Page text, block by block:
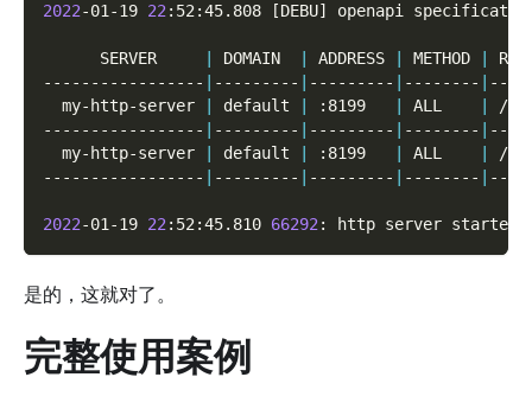
2022-01-19 22:52:45.808 [DEBU] openapi
      SERVER
DOMAIN ADDRESS METHOD
-----------------
--------- --------- --------
  my-http-server
default :8199 ALL
-----------------
--------- --------- --------
  my-http-server
default :8199 ALL
/
-----------------
--------- --------- --------
2022-01-19 22:52:45.810 66292: http server started
是的，这就对了。
完整使用案例